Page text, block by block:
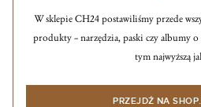
W sklepie CH24 postawiliśmy przede
produkty – narzędzia, paski czy albumy o
tym najwyższą
PRZEJDŹ NA